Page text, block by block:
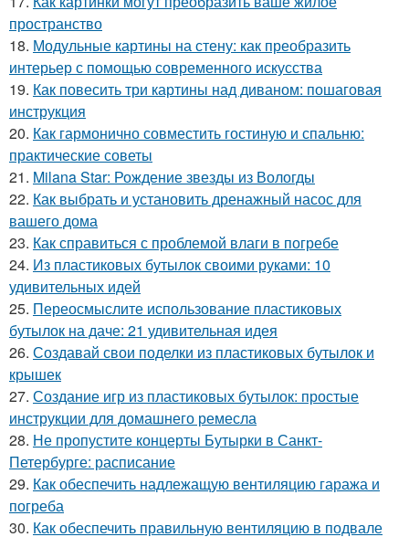
пространство
18. Модульные картины на стену: как преобразить
интерьер с помощью современного искусства
19. Как повесить три картины над диваном: пошаговая
инструкция
20. Как гармонично совместить гостиную и спальню:
практические советы
21. Milana Star: Рождение звезды из Вологды
22. Как выбрать и установить дренажный насос для
вашего дома
23. Как справиться с проблемой влаги в погребе
24. Из пластиковых бутылок своими руками: 10
удивительных идей
25. Переосмыслите использование пластиковых
бутылок на даче: 21 удивительная идея
26. Создавай свои поделки из пластиковых бутылок и
крышек
27. Создание игр из пластиковых бутылок: простые
инструкции для домашнего ремесла
28. Не пропустите концерты Бутырки в Санкт-
Петербурге: расписание
29. Как обеспечить надлежащую вентиляцию гаража и
погреба
30. Как обеспечить правильную вентиляцию в подвале